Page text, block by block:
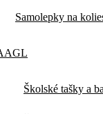
Samolepky na
Školské tašky a